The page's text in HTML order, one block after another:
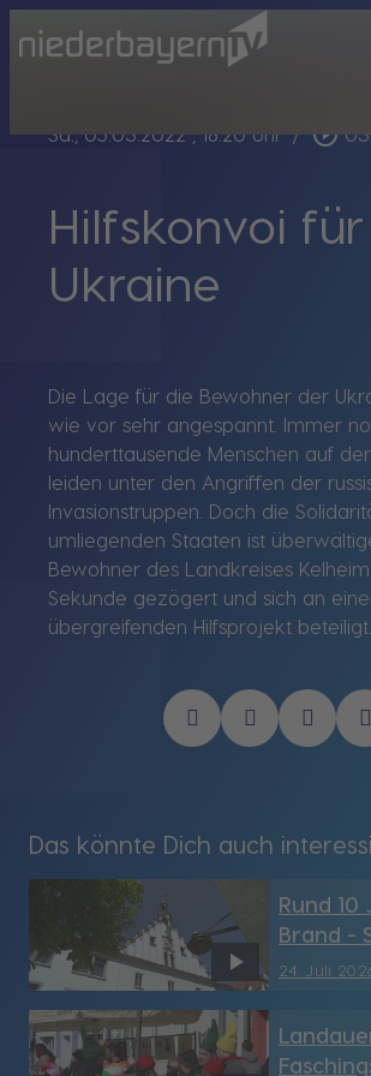
Sa., 05.03.2022, 18:20 Uhr / play_circle_outline
Hilfskonvoi
Ukraine
Die Lage für die Bewohner der
wie vor sehr angespannt. Immer
hunderttausende Menschen auf
leiden unter den Angriffen der
Invasionstruppen. Doch die
umliegenden Staaten ist
Bewohner des Landkreises
Sekunde gezögert und sich an
übergreifenden Hilfsprojekt beteiligt.
Das könnte Dich auch
24. Juli
Rund 10
Brand -
Rathaus